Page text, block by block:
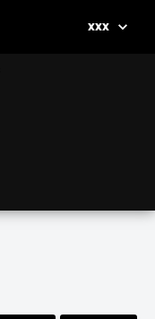
xxx